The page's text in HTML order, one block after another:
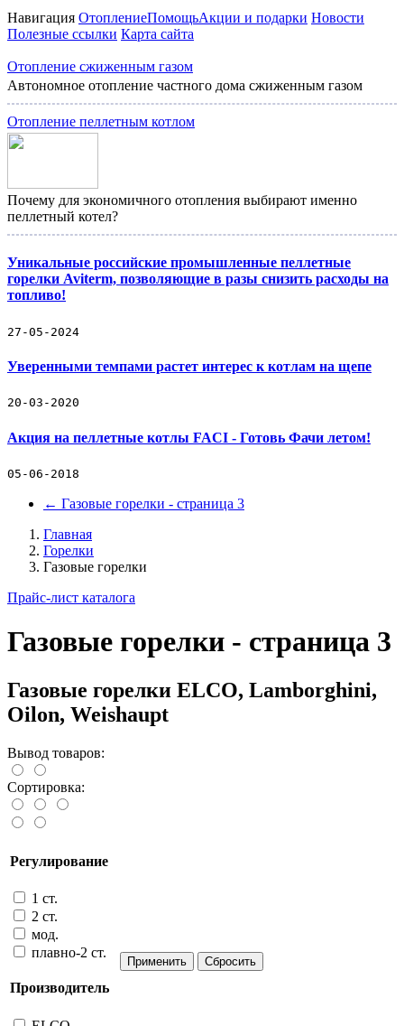
Навигация ОтоплениеПомощьАкции и подарки Новости
Полезные ссылки Карта сайта
Отопление сжиженным газом
Автономное отопление частного дома сжиженным газом
Отопление пеллетным котлом
Почему для экономичного отопления выбирают именно
пеллетный котел?
Уникальные российские промышленные пеллетные
горелки Aviterm, позволяющие в разы снизить расходы на
топливо!
27-05-2024
Уверенными темпами растет интерес к котлам на щепе
20-03-2020
Акция на пеллетные котлы FACI - Готовь Фачи летом!
05-06-2018
← Газовые горелки - страница 3
Главная
Горелки
Газовые горелки
Прайс-лист каталога
Газовые горелки - страница 3
Газовые горелки ELCO, Lamborghini,
Oilon, Weishaupt
Вывод товаров:
Сортировка:
Регулирование
1 ст.
2 ст.
мод.
плавно-2 ст.
Производитель